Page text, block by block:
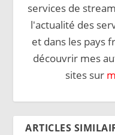
services de
l'actualité des
et dans les pays
découvrir mes
sites sur
ARTICLES